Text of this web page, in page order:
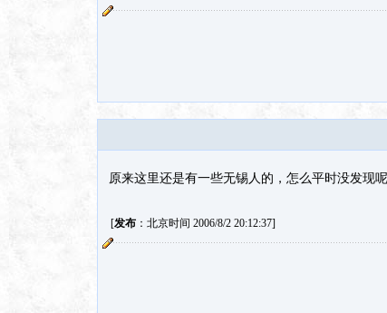
原来这里还是有一些无锡人的，怎么平时没发现呢
[发布：北京时间 2006/8/2 20:12:37]